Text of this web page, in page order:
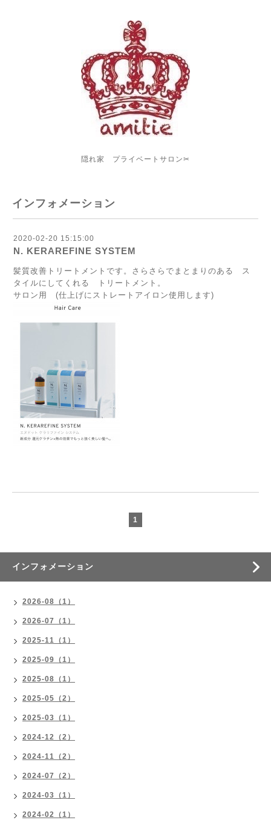
隠れ家 プライベートサロン✂︎
インフォメーション
2020-02-20 15:15:00
N. KERAREFINE SYSTEM
髪質改善トリートメントです。さらさらでまとまりのある ス
タイルにしてくれる トリートメント。
サロン用 (仕上げにストレートアイロン使用します)
1
インフォメーション
2026-08（1）
2026-07（1）
2025-11（1）
2025-09（1）
2025-08（1）
2025-05（2）
2025-03（1）
2024-12（2）
2024-11（2）
2024-07（2）
2024-03（1）
2024-02（1）